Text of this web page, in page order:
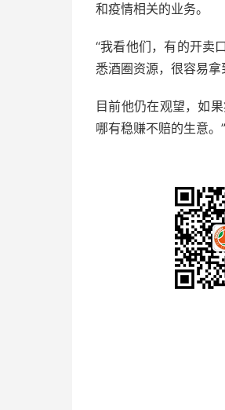
和疫情相关的业务。
“我看他们，有的开卖
悉酒圈资源，很容易拿
目前他仍在观望，如
哪有稳赚不赔的生意。”